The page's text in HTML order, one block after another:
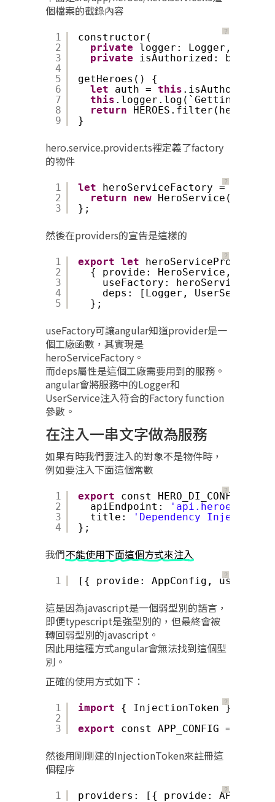
個檔案的截錄內容
？
1
2
3
4
5
6
7
8
9
constructor(
private
logger: Logger,
private
isAuthorized:
getHeroes() {
let
auth = this .isAuthorized
this .logger.log(`Getting
return
HEROES.filter(hero =>
}
hero.service.provider.ts裡定義了factory
的物件
？
1
2
3
let
heroServiceFactory =
return
new
};
然後在providers的宣告是這樣的
？
1
2
3
4
5
export let
heroServiceProvider =
{ provide: HeroService,
useFactory:
deps: [Logger, UserService]
};
useFactory可讓angular知道provider是一
個工廠函數，其實現是
heroServiceFactory。
而deps屬性是這個工廠需要用到的服務。
angular會將服務中的Logger和
UserService注入符合的Factory function
參數。
在注入一串文字做為服務
如果有時我們要注入的對象不是物件時，
例如要注入下面這個常數
？
1
2
3
4
export
const HERO_DI_CONFIG:
apiEndpoint:
'api.heroes.com'
title:
'Dependency Injection'
};
我們不能使用下面這個方式來注入
？
1 [{ provide: AppConfig, useValue:
這是因為javascript是一個弱型別的語言，
即便typescript是強型別的，但最終會被
轉回弱型別的javascript。
因此用這種方式angular會無法找到這個型
別。
正確的使用方式如下：
？
1
2
3
import { InjectionToken } from
export
const APP_CONFIG =
然後用剛剛建的InjectionToken來註冊這
個程序
？
1 providers: [{ provide: